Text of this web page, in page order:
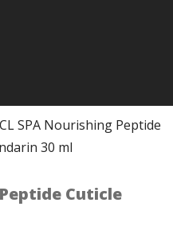
SPA Nourishing Peptide
30 ml
Cuticle